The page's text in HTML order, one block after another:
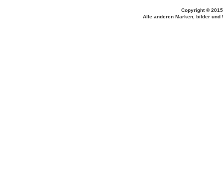
Copyright ©
Alle anderen Marken, bilder und